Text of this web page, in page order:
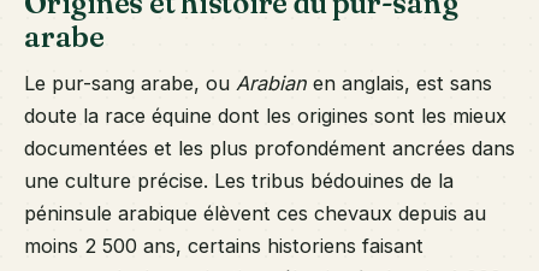
arabe
Le pur-sang arabe, ou Arabian en anglais, est sans
doute la race équine dont les origines sont les mieux
documentées et les plus profondément ancrées dans
une culture précise. Les tribus bédouines de la
péninsule arabique élèvent ces chevaux depuis au
moins 2 500 ans, certains historiens faisant